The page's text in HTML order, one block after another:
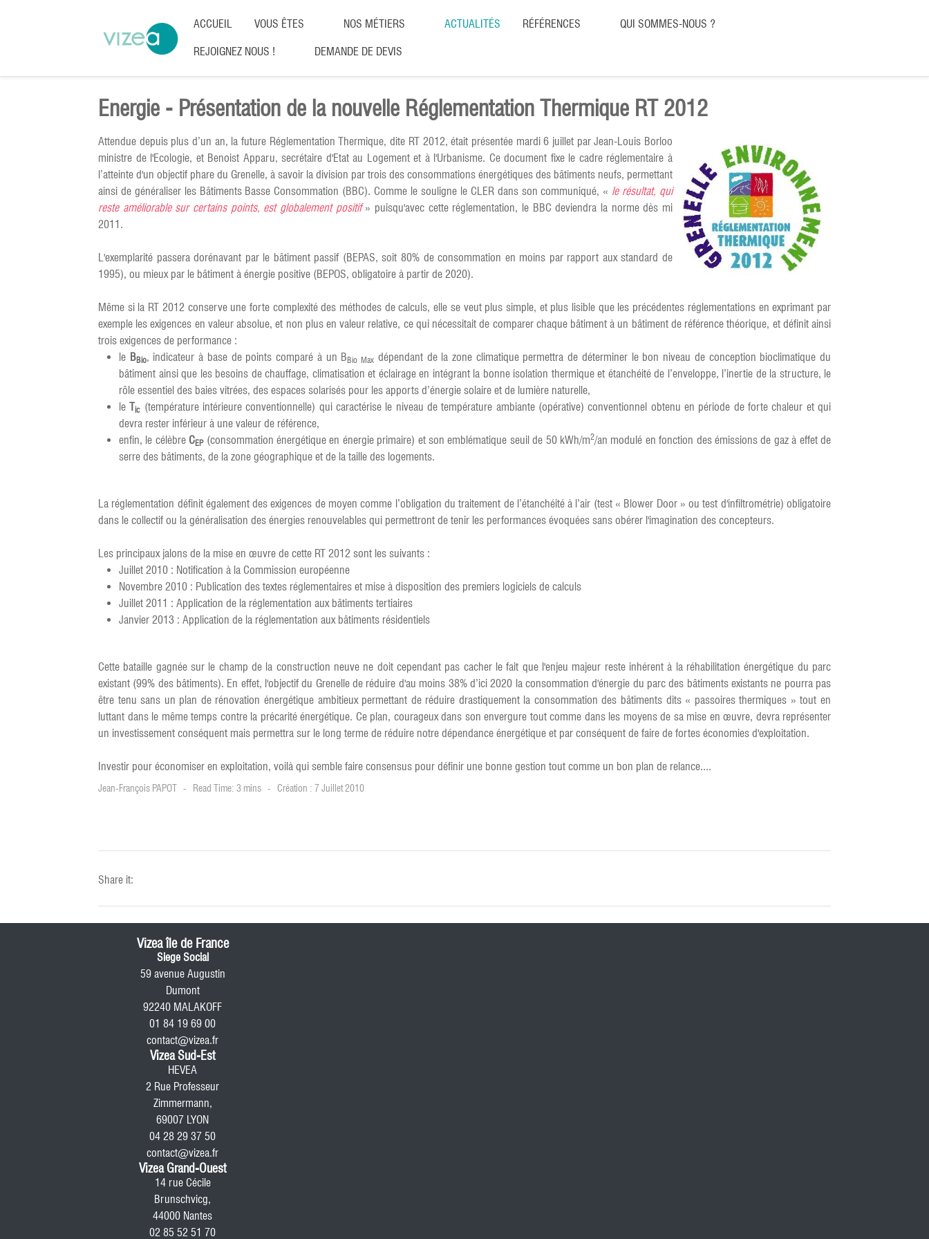
ACCUEIL VOUS ÊTES NOS MÉTIERS ACTUALITÉS RÉFÉRENCES QUI SOMMES-NOUS ?
REJOIGNEZ NOUS ! DEMANDE DE DEVIS
Energie - Présentation de la nouvelle Réglementation Thermique RT 2012
Attendue depuis plus d’un an, la future Réglementation Thermique, dite RT 2012, était présentée mardi 6 juillet par Jean-Louis Borloo
ministre de l'Ecologie, et Benoist Apparu, secrétaire d'Etat au Logement et à l'Urbanisme. Ce document fixe le cadre réglementaire à
l’atteinte d'un objectif phare du Grenelle, à savoir la division par trois des consommations énergétiques des bâtiments neufs, permettant
ainsi de généraliser les Bâtiments Basse Consommation (BBC). Comme le souligne le CLER dans son communiqué, « le résultat, qui
reste améliorable sur certains points, est globalement positif» puisqu'avec cette réglementation, le BBC deviendra la norme dès mi
2011.
L'exemplarité passera dorénavant par le bâtiment passif (BEPAS, soit 80% de consommation en moins par rapport aux standard de
1995), ou mieux par le bâtiment à énergie positive (BEPOS, obligatoire à partir de 2020).
Même si la RT 2012 conserve une forte complexité des méthodes de calculs, elle se veut plus simple, et plus lisible que les précédentes réglementations en exprimant par
exemple les exigences en valeur absolue, et non plus en valeur relative, ce qui nécessitait de comparer chaque bâtiment à un bâtiment de référence théorique, et définit ainsi
trois exigences de performance :
le BBio, indicateur à base de points comparé à un BBio Max dépendant de la zone climatique permettra de déterminer le bon niveau de conception bioclimatique du
bâtiment ainsi que les besoins de chauffage, climatisation et éclairage en intégrant la bonne isolation thermique et étanchéité de l’enveloppe, l’inertie de la structure, le
rôle essentiel des baies vitrées, des espaces solarisés pour les apports d’énergie solaire et de lumière naturelle,
leTic (température intérieure conventionnelle) qui caractérise le niveau de température ambiante (opérative) conventionnel obtenu en période de forte chaleur et qui
devra rester inférieur à une valeur de référence,
enfin, le célèbreCEP(consommation énergétique en énergie primaire) et son emblématique seuil de 50 kWh/m2/an modulé en fonction des émissions de gaz à effet de
serre des bâtiments, de la zone géographique et de la taille des logements.
La réglementation définit également des exigences de moyen comme l’obligation du traitement de l’étanchéité à l’air (test « Blower Door » ou test d'infiltrométrie) obligatoire
dans le collectif ou la généralisation des énergies renouvelables qui permettront de tenir les performances évoquées sans obérer l'imagination des concepteurs.
Les principaux jalons de la mise en œuvre de cette RT 2012 sont les suivants :
Juillet 2010 : Notification à la Commission européenne
Novembre 2010 : Publication des textes réglementaires et mise à disposition des premiers logiciels de calculs
Juillet 2011 : Application de la réglementation aux bâtiments tertiaires
Janvier 2013 : Application de la réglementation aux bâtiments résidentiels
Cette bataille gagnée sur le champ de la construction neuve ne doit cependant pas cacher le fait que l'enjeu majeur reste inhérent à la réhabilitation énergétique du parc
existant (99% des bâtiments). En effet, l'objectif du Grenelle de réduire d'au moins 38% d’ici 2020 la consommation d'énergie du parc des bâtiments existants ne pourra pas
être tenu sans un plan de rénovation énergétique ambitieux permettant de réduire drastiquement la consommation des bâtiments dits « passoires thermiques » tout en
luttant dans le même temps contre la précarité énergétique. Ce plan, courageux dans son envergure tout comme dans les moyens de sa mise en œuvre, devra représenter
un investissement conséquent mais permettra sur le long terme de réduire notre dépendance énergétique et par conséquent de faire de fortes économies d'exploitation.
Investir pour économiser en exploitation, voilà qui semble faire consensus pour définir une bonne gestion tout comme un bon plan de relance....
Jean-François PAPOT Read Time: 3 mins Création : 7 Juillet 2010
Share it:
Vizea île de France
Siege Social
59 avenue Augustin
Dumont
92240 MALAKOFF
01 84 19 69 00
contact@vizea.fr
Vizea Sud-Est
HEVEA
2 Rue Professeur
Zimmermann,
69007 LYON
04 28 29 37 50
contact@vizea.fr
Vizea Grand-Ouest
14 rue Cécile
Brunschvicg,
44000 Nantes
02 85 52 51 70